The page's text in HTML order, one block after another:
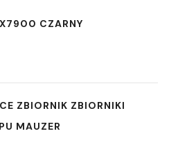
CZARNY
ZBIORNIK ZBIORNIKI
MAUZER